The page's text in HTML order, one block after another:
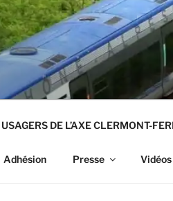
USAGERS DE L’AXE CLERMONT-
Adhésion Presse Vidéos